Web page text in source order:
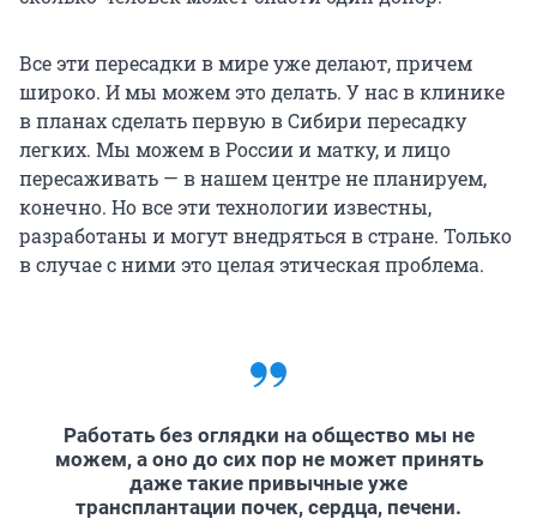
Все эти пересадки в мире уже делают, причем
широко. И мы можем это делать. У нас в клинике
в планах сделать первую в Сибири пересадку
легких. Мы можем в России и матку, и лицо
пересаживать — в нашем центре не планируем,
конечно. Но все эти технологии известны,
разработаны и могут внедряться в стране. Только
в случае с ними это целая этическая проблема.
Работать без оглядки на общество мы не
можем, а оно до сих пор не может принять
даже такие привычные уже
трансплантации почек, сердца, печени.